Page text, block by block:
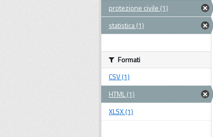
protezione civile (1)
statistica (1)
Formati
CSV (1)
HTML (1)
XLSX (1)